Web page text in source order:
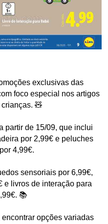
exclusivas das
foco especial nos artigos
🧸
partir de 15/09, que inclui
por 2,99€ e peluches
4,99€.
sensoriais por 6,99€,
e livros de interação para
📚
opções variadas